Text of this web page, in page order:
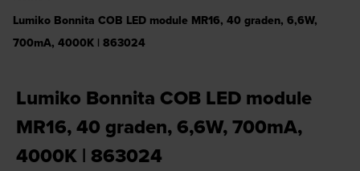
Lumiko Bonnita COB LED module MR16, 40 graden, 6,6W,
700mA, 4000K | 863024
Lumiko Bonnita COB LED module
MR16, 40 graden, 6,6W, 700mA,
4000K | 863024